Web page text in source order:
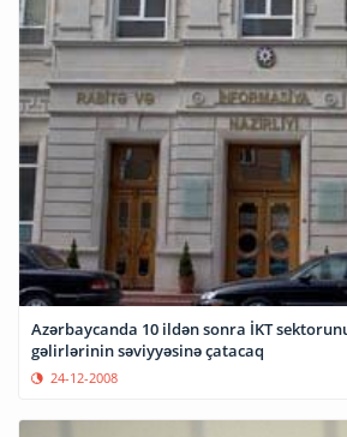
Azərbaycanda 10 ildən sonra İKT
gəlirlərinin səviyyəsinə çatacaq
24-12-2008